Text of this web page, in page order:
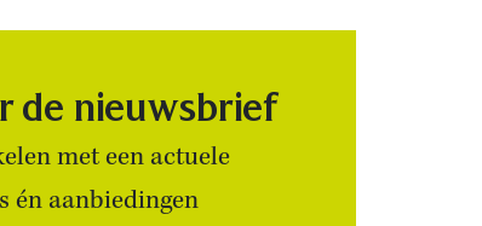
de nieuwsbrief
met een actuele
én aanbiedingen